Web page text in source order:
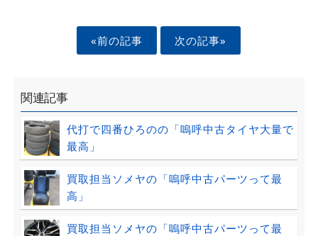
«前の記事 次の記事»
関連記事
代打で四番ひろのの「嗚呼中古タイヤ大量で
最高」
買取担当ソメヤの「嗚呼中古パーツって最
高」
買取担当ソメヤの「嗚呼中古パーツって最